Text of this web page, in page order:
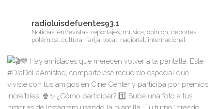
radioluisdefuentes93.1
Noticias, entrevistas, reportajes, música, opinión, deportes,
polémica, cultura, Tarija, local, nacional, internacional